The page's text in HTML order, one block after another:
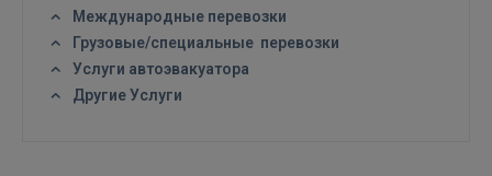
 Sign in with Apple
Ещё не зарегистрированы?
Международные перевозки
Грузовые/специальные перевозки
Услуги автоэвакуатора
Другие Услуги